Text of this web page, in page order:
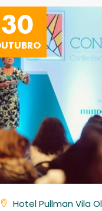
30
Hotel Pullman Vila